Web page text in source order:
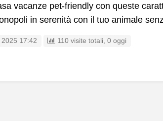
vacanze pet-friendly con queste
in serenità con il tuo animale
17:42 110 visite totali, 0 oggi